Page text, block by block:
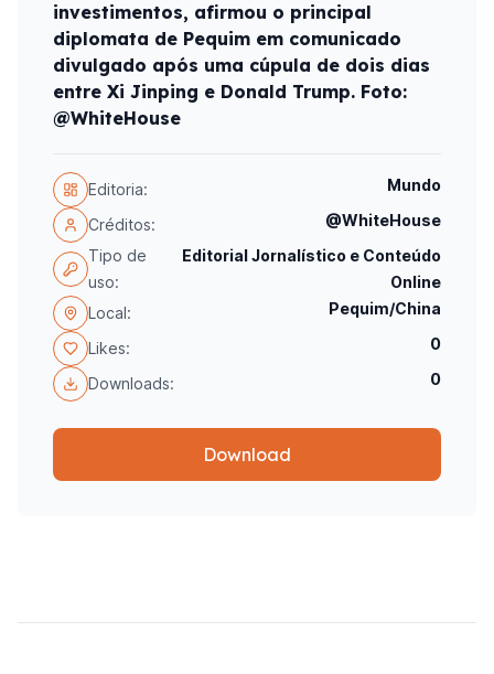
investimentos, afirmou o principal
diplomata de Pequim em comunicado
divulgado após uma cúpula de dois dias
entre Xi Jinping e Donald Trump. Foto:
@WhiteHouse
Editoria: Mundo
Créditos:
@WhiteHouse
Tipo de
uso:
Editorial Jornalístico e Conteúdo
Online
Local:
Pequim/China
Likes: 0
Downloads: 0
Download